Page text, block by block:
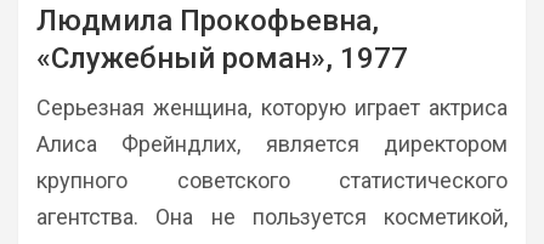
Людмила Прокофьевна,
«Служебный роман», 1977
Серьезная женщина, которую играет актриса
Алиса Фрейндлих, является директором
крупного советского статистического
агентства. Она не пользуется косметикой,